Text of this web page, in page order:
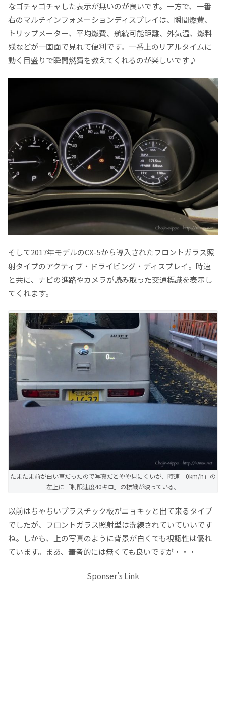
なゴチャゴチャした表示が無いのが良いです。一方で、一番
右のマルチインフォメーションディスプレイは、瞬間燃費、
トリップメーター、平均燃費、航続可能距離、外気温、燃料
残などが一画面で見れて便利です。一番上のリアルタイムに
動く目盛りで瞬間燃費を教えてくれるのが楽しいです♪
そして2017年モデルのCX-5から導入されたフロントガラス照
射タイプのアクティブ・ドライビング・ディスプレイ。時速
と共に、ナビの進路やカメラが読み取った交通標識を表示し
てくれます。
たまたま前が白い車だったので写真だとやや見にくいが、時速「0km/h」の
左上に「制限速度40キロ」の標識が映っている。
以前はちゃちいプラスチック板がニョキッと出て来るタイプ
でしたが、フロントガラス照射型は洗練されていていいです
ね。しかも、上の写真のように背景が白くても視認性は優れ
ています。まあ、筆者的には無くても良いですが・・・
Sponser’s Link